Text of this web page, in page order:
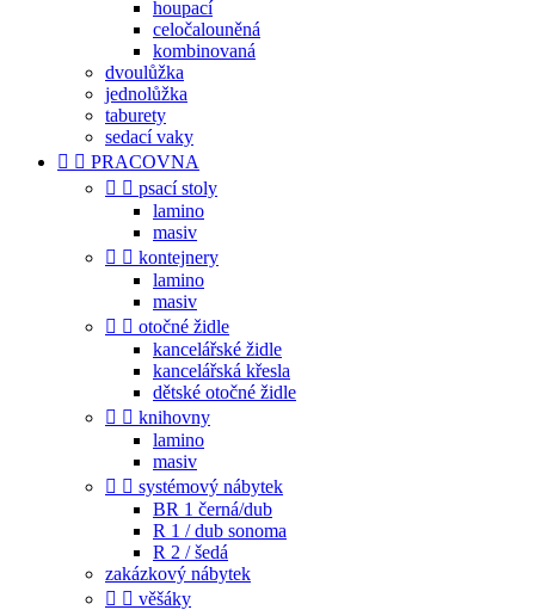
houpací
celočalouněná
kombinovaná
dvoulůžka
jednolůžka
taburety
sedací vaky
  PRACOVNA
  psací stoly
lamino
masiv
  kontejnery
lamino
masiv
  otočné židle
kancelářské židle
kancelářská křesla
dětské otočné židle
  knihovny
lamino
masiv
  systémový nábytek
BR 1 černá/dub
R 1 / dub sonoma
R 2 / šedá
zakázkový nábytek
  věšáky